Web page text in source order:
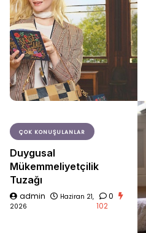
ÇOK KONUŞULANLAR
Duygusal
Mükemmeliyetçilik
Tuzağı
admin
Haziran 21,
2026
0
102